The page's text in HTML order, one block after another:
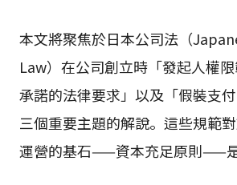
本文將聚焦於日本公司法（
Law）在公司創立時「發起人權
承諾的法律要求」以及「假裝支
三個重要主題的解說。這些規範
運營的基石——資本充足原則——是